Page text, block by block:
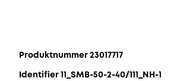
Produktnummer 23017717
Identifier 11_SMB-50-2-40/111_NH-1